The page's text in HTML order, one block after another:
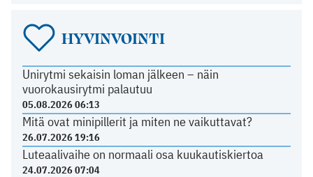
HYVINVOINTI
Unirytmi sekaisin loman jälkeen – näin
vuorokausirytmi palautuu
05.08.2026 06:13
Mitä ovat minipillerit ja miten ne vaikuttavat?
26.07.2026 19:16
Luteaalivaihe on normaali osa kuukautiskiertoa
24.07.2026 07:04